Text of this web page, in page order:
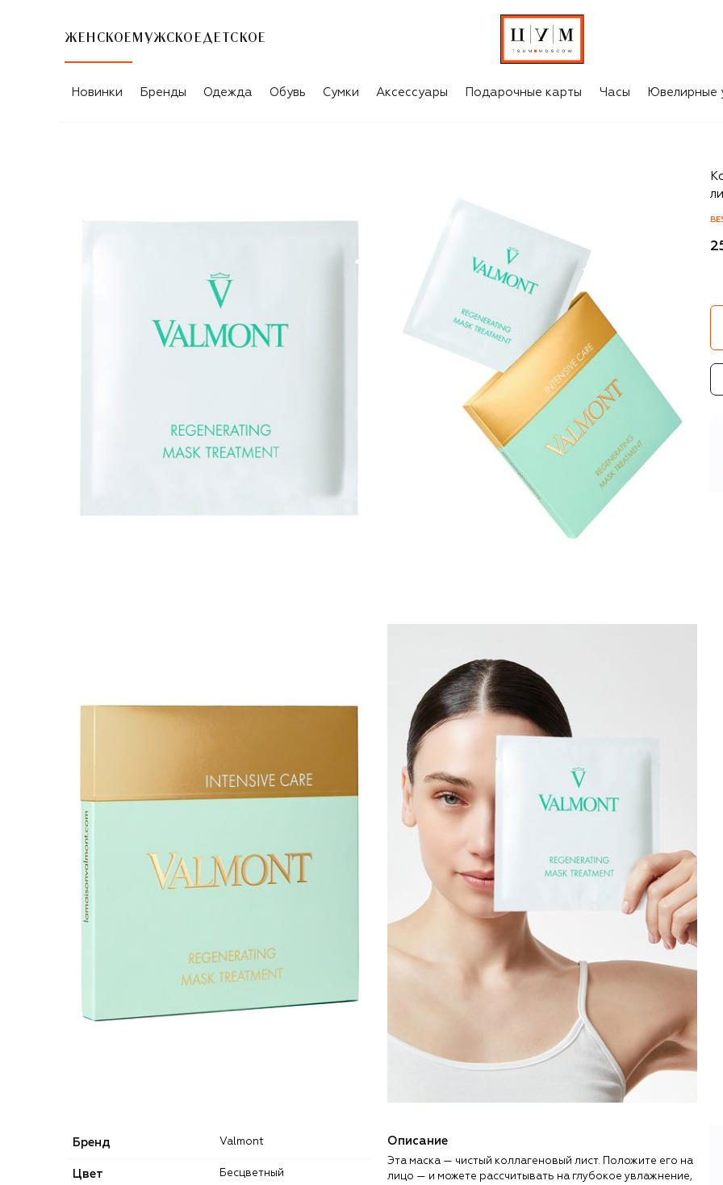
ЖЕНСКОЕ МУЖСКОЕ ДЕТСКОЕ
Новинки Бренды Одежда Обувь Сумки Аксессуары Подарочные карты Часы Ювелирные
Бренд Valmont
Цвет Бесцветный
Описание
Эта маска — чистый коллагеновый лист. Положите его на
лицо — и можете рассчитывать на глубокое увлажнение,